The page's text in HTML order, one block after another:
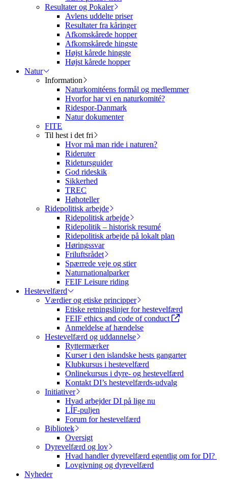
Resultater og Pokaler
Avlens uddelte priser
Resultater fra kåringer
Afkomskårede hopper
Afkomskårede hingste
Højst kårede hingste
Højst kårede hopper
Natur
Information
Naturkomitéens formål og medlemmer
Hvorfor har vi en naturkomité?
Ridespor-Danmark
Natur dokumenter
FITE
Til hest i det fri
Hvor må man ride i naturen?
Rideruter
Ridetursguider
God rideskik
Sikkerhed
TREC
Høhoteller
Ridepolitisk arbejde
Ridepolitisk arbejde
Ridepolitik – historisk resumé
Ridepolitisk arbejde på lokalt plan
Høringssvar
Friluftsrådet
Spærrede veje og stier
Naturnationalparker
FEIF Leisure riding
Hestevelfærd
Værdier og etiske principper
Etiske retningslinjer for hestevelfærd
FEIF ethics and code of conduct
Anmeldelse af hændelse
Hestevelfærd og uddannelse
Ryttermærker
Kurser i den islandske hests gangarter
Klubkursus i hestevelfærd
Onlinekursus i dyre- og hestevelfærd
Kontakt DI’s hestevelfærds-udvalg
Initiativer
Hvad arbejder DI på lige nu
LÍF-puljen
Forum for hestevelfærd
Bibliotek
Oversigt
Dyrevelfærd og lov
Hvad handler dyrevelfærd egentlig om for DI?
Lovgivning og dyrevelfærd
Nyheder